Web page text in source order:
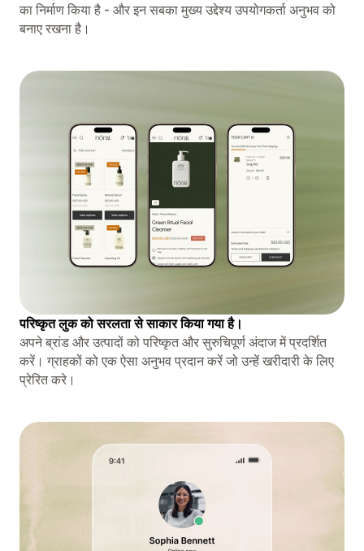
का निर्माण किया है - और इन सबका मुख्य उद्देश्य उपयोगकर्ता अनुभव को
बनाए रखना है।
परिष्कृत लुक को सरलता से साकार किया गया है।
अपने ब्रांड और उत्पादों को परिष्कृत और सुरुचिपूर्ण अंदाज में प्रदर्शित
करें। ग्राहकों को एक ऐसा अनुभव प्रदान करें जो उन्हें खरीदारी के लिए
प्रेरित करे।